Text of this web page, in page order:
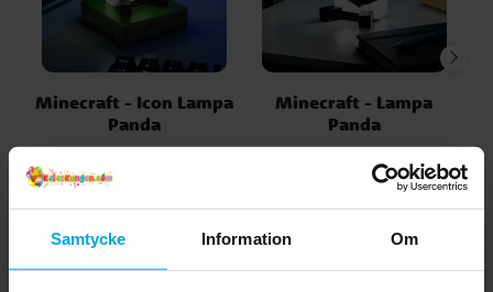
Samtycke Information Om
Minecraft - Icon Lampa
Panda
199,00 kr
KÖP
Minecraft - Lampa
Panda
249,00 kr
249,00 kr
KÖP